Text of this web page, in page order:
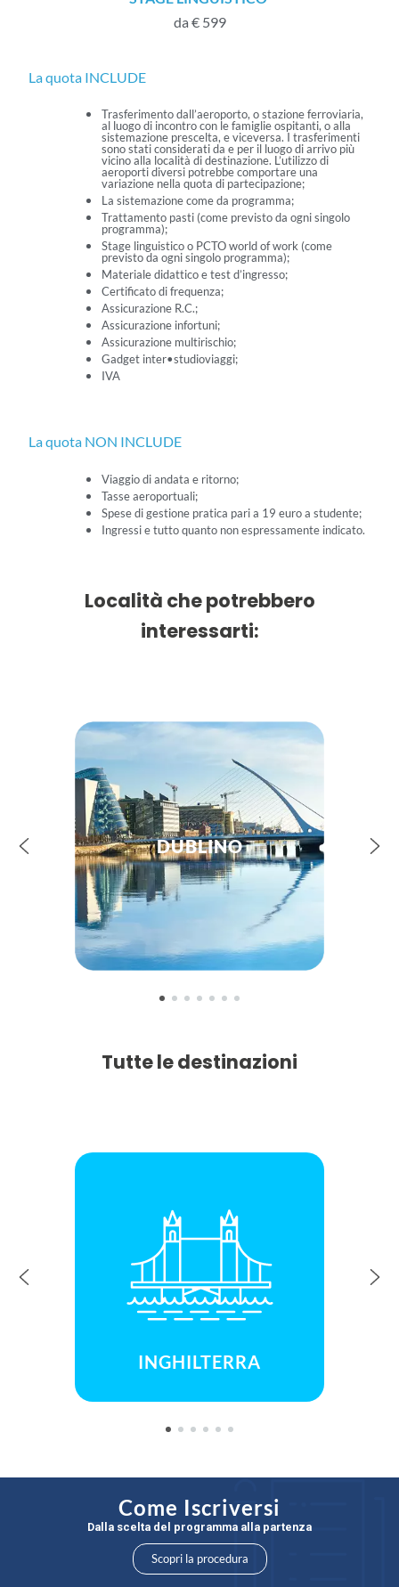
da € 599
La quota INCLUDE
Trasferimento dall’aeroporto, o stazione ferroviaria,
al luogo di incontro con le famiglie ospitanti, o alla
sistemazione prescelta, e viceversa. I trasferimenti
sono stati considerati da e per il luogo di arrivo più
vicino alla località di destinazione. L’utilizzo di
aeroporti diversi potrebbe comportare una
variazione nella quota di partecipazione;
La sistemazione come da programma;
Trattamento pasti (come previsto da ogni singolo
programma);
Stage linguistico o PCTO world of work (come
previsto da ogni singolo programma);
Materiale didattico e test d’ingresso;
Certificato di frequenza;
Assicurazione R.C.;
Assicurazione infortuni;
Assicurazione multirischio;
Gadget inter•studioviaggi;
IVA
La quota NON INCLUDE
Viaggio di andata e ritorno;
Tasse aeroportuali;
Spese di gestione pratica pari a 19 euro a studente;
Ingressi e tutto quanto non espressamente indicato.
Località che potrebbero
interessarti:
DUBLINO
Tutte le destinazioni
INGHILTERRA
Come Iscriversi
Dalla scelta del programma alla partenza
Scopri la procedura